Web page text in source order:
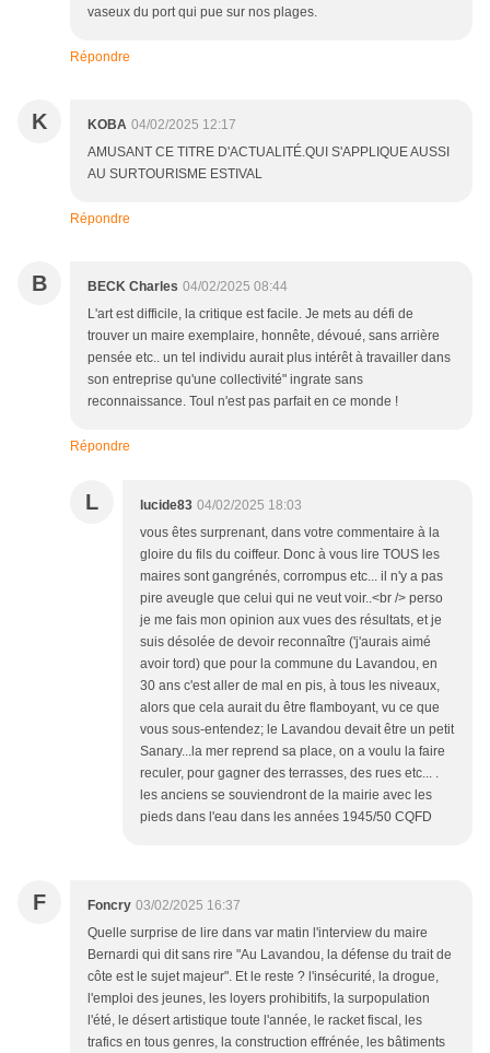
vaseux du port qui pue sur nos plages.
Répondre
K KOBA 04/02/2025 12:17
AMUSANT CE TITRE D'ACTUALITÉ.QUI S'APPLIQUE AUSSI
AU SURTOURISME ESTIVAL
Répondre
B BECK Charles 04/02/2025 08:44
L'art est difficile, la critique est facile. Je mets au défi de
trouver un maire exemplaire, honnête, dévoué, sans arrière
pensée etc.. un tel individu aurait plus intérêt à travailler dans
son entreprise qu'une collectivité" ingrate sans
reconnaissance. Toul n'est pas parfait en ce monde !
Répondre
L lucide83 04/02/2025 18:03
vous êtes surprenant, dans votre commentaire à la
gloire du fils du coiffeur. Donc à vous lire TOUS les
maires sont gangrénés, corrompus etc... il n'y a pas
pire aveugle que celui qui ne veut voir..<br /> perso
je me fais mon opinion aux vues des résultats, et je
suis désolée de devoir reconnaître ('j'aurais aimé
avoir tord) que pour la commune du Lavandou, en
30 ans c'est aller de mal en pis, à tous les niveaux,
alors que cela aurait du être flamboyant, vu ce que
vous sous-entendez; le Lavandou devait être un petit
Sanary...la mer reprend sa place, on a voulu la faire
reculer, pour gagner des terrasses, des rues etc... .
les anciens se souviendront de la mairie avec les
pieds dans l'eau dans les années 1945/50 CQFD
F Foncry 03/02/2025 16:37
Quelle surprise de lire dans var matin l'interview du maire
Bernardi qui dit sans rire "Au Lavandou, la défense du trait de
côte est le sujet majeur". Et le reste ? l'insécurité, la drogue,
l'emploi des jeunes, les loyers prohibitifs, la surpopulation
l'été, le désert artistique toute l'année, le racket fiscal, les
trafics en tous genres, la construction effrénée, les bâtiments